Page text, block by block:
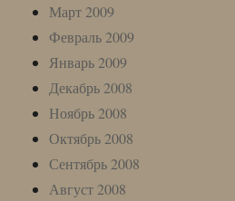
Март 2009
Февраль 2009
Январь 2009
Декабрь 2008
Ноябрь 2008
Октябрь 2008
Сентябрь 2008
Август 2008